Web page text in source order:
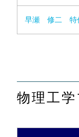
早瀬 修二 特
物理工